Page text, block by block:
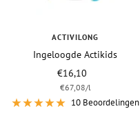
ACTIVILONG
Ingeloogde Actikids
Vraagprijs
€16,10
€67,08/l
10 Beoordelingen